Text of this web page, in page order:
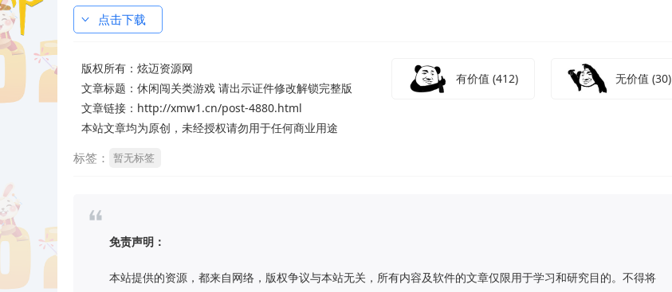
点击下载
有价值(412) 无价值(30)
版权所有： 炫迈资源网
文章标题： 休闲闯关类游戏 请出示证件修改解锁完整版
文章链接：http://xmw1.cn/post-4880.html
本站文章均为原创，未经授权请勿用于任何商业用途
标签： 暂无标签
免责声明：
本站提供的资源，都来自网络，版权争议与本站无关，所有内容及软件的文章仅限用于学习和研究目的。不得将